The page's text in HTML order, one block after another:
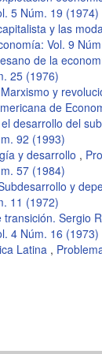
5 Núm. 19 (1974)
y las
Vol. 9
de la
25 (1976)
y
de
desarrollo del
92 (1993)
y desarrollo ,
57 (1984)
y
11 (1972)
Sergio
4 Núm. 16 (1973)
Latina ,